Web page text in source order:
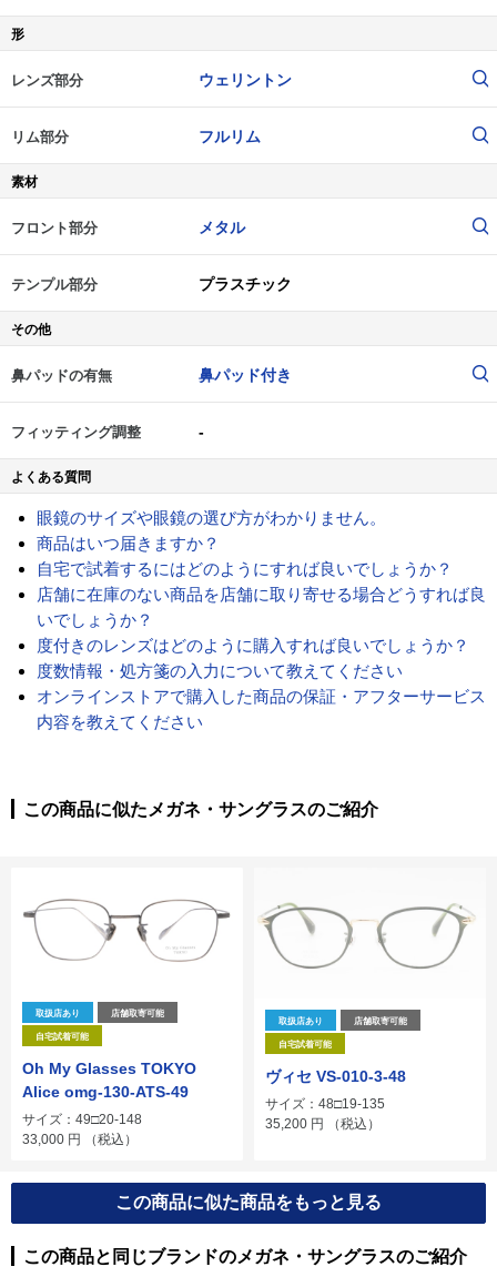
形
レンズ部分 ウェリントン
リム部分 フルリム
素材
フロント部分 メタル
テンプル部分 プラスチック
その他
鼻パッドの有無 鼻パッド付き
フィッティング調整 -
よくある質問
眼鏡のサイズや眼鏡の選び方がわかりません。
商品はいつ届きますか？
自宅で試着するにはどのようにすれば良いでしょうか？
店舗に在庫のない商品を店舗に取り寄せる場合どうすれば良
いでしょうか？
度付きのレンズはどのように購入すれば良いでしょうか？
度数情報・処方箋の入力について教えてください
オンラインストアで購入した商品の保証・アフターサービス
内容を教えてください
この商品に似たメガネ・サングラスのご紹介
取扱店あり 店舗取寄可能
自宅試着可能
Oh My Glasses TOKYO
Alice omg-130-ATS-49
サイズ：49□20-148
33,000 円 （税込）
取扱店あり 店舗取寄可能
自宅試着可能
ヴィセ VS-010-3-48
サイズ：48□19-135
35,200 円 （税込）
この商品に似た商品をもっと見る
この商品と同じブランドのメガネ・サングラスのご紹介